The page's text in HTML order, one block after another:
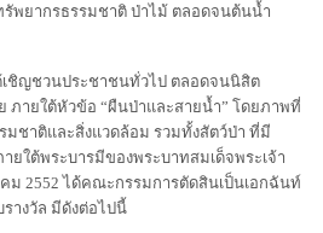
พยากรธรรมชาติ ป่าไม้ ตลอดจนต้นน้ำ
ชิญชวนประชาชนทั่วไป ตลอดจนนิสิต
ภายใต้หัวข้อ “ผืนป่าและสายน้ำ” โดยภาพที่
มชาติและสิ่งแวดล้อม รวมทั้งสัตว์ป่า ที่มี
ใต้พระบารมีของพระบาทสมเด็จพระเจ้า
ม 2552 ได้คณะกรรมการตัดสินเป็นเอกฉันท์
างวัล มีดังต่อไปนี้